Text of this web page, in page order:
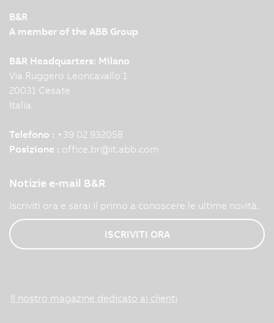
B&R
A member of the ABB Group
B&R Headquarters: Milano
Via Ruggero Leoncavallo 1
20031 Cesate
Italia
Telefono : +39 02 932058
Posizione : office.br@it.abb.com
Notizie e-mail B&R
Iscriviti ora e sarai il primo a conoscere le ultime novità.
ISCRIVITI ORA
Il nostro magazine dedicato ai clienti